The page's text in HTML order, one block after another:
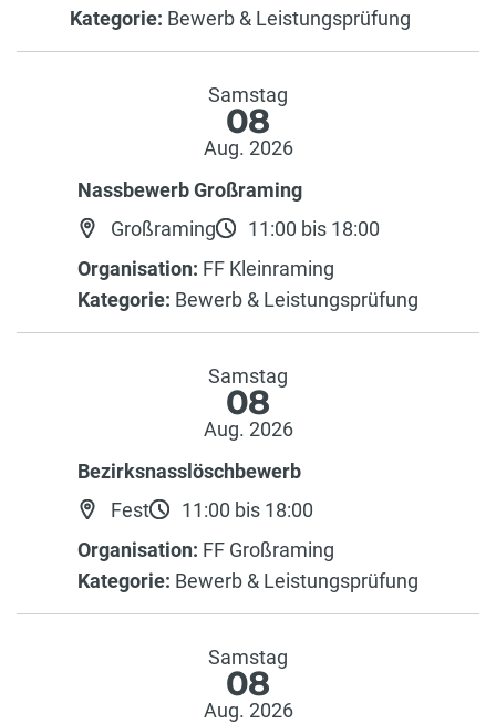
Kategorie: Bewerb & Leistungsprüfung
Samstag
08
Aug. 2026
Nassbewerb Großraming
Großraming
11:00 bis 18:00
Organisation: FF Kleinraming
Kategorie: Bewerb & Leistungsprüfung
Samstag
08
Aug. 2026
Bezirksnasslöschbewerb
Fest
11:00 bis 18:00
Organisation: FF Großraming
Kategorie: Bewerb & Leistungsprüfung
Samstag
08
Aug. 2026